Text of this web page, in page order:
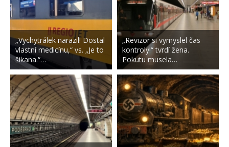
„Vychytrálek narazil! Dostal
vlastní medicínu,“ vs. „Je to
šikana.“…
„Revizor si vymyslel čas
kontroly!“ tvrdí žena.
Pokutu musela…